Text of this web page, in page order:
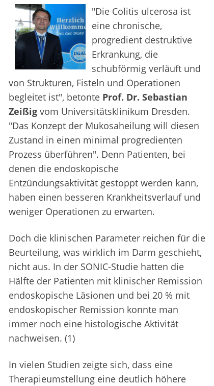
"Die Colitis ulcerosa ist
eine chronische,
progredient destruktive
Erkrankung, die
schubförmig verläuft und
von Strukturen, Fisteln und Operationen
begleitet ist", betonte Prof. Dr. Sebastian
Zeißig vom Universitätsklinikum Dresden.
"Das Konzept der Mukosaheilung will diesen
Zustand in einen minimal progredienten
Prozess überführen". Denn Patienten, bei
denen die endoskopische
Entzündungsaktivität gestoppt werden kann,
haben einen besseren Krankheitsverlauf und
weniger Operationen zu erwarten.
Doch die klinischen Parameter reichen für die
Beurteilung, was wirklich im Darm geschieht,
nicht aus. In der SONIC-Studie hatten die
Hälfte der Patienten mit klinischer Remission
endoskopische Läsionen und bei 20 % mit
endoskopischer Remission konnte man
immer noch eine histologische Aktivität
nachweisen. (1)
In vielen Studien zeigte sich, dass eine
Therapieumstellung eine deutlich höhere